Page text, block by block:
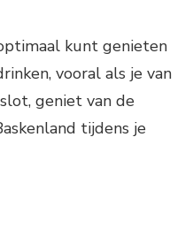
kunt genieten
vooral als je van
geniet van de
tijdens je